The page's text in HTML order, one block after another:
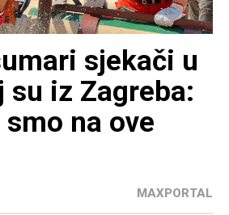
sjekači u
su iz Zagreba:
na ove
MAXPORTAL